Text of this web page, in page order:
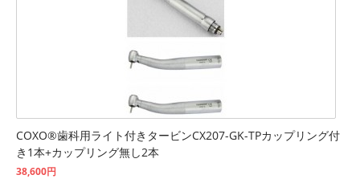
COXO®歯科用ライト付きタービンCX207-GK-TPカップリング付
き1本+カップリング無し2本
38,600円